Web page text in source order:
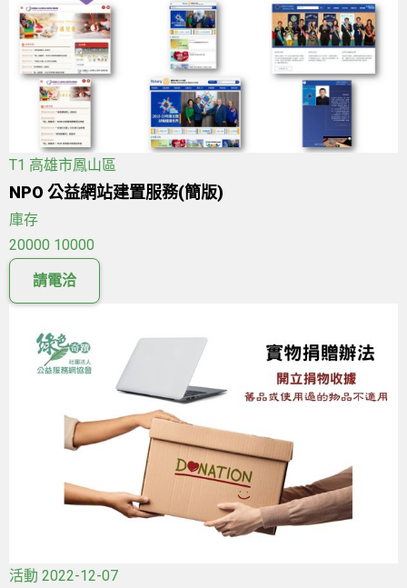
T1 高雄市鳳山區
NPO 公益網站建置服務(簡版)
庫存
20000 10000
請電洽
活動 2022-12-07